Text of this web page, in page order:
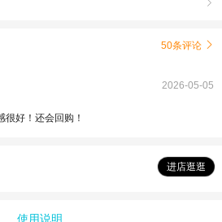

50条评论 
2026-05-05
好！还会回购！
进店逛逛
使用说明